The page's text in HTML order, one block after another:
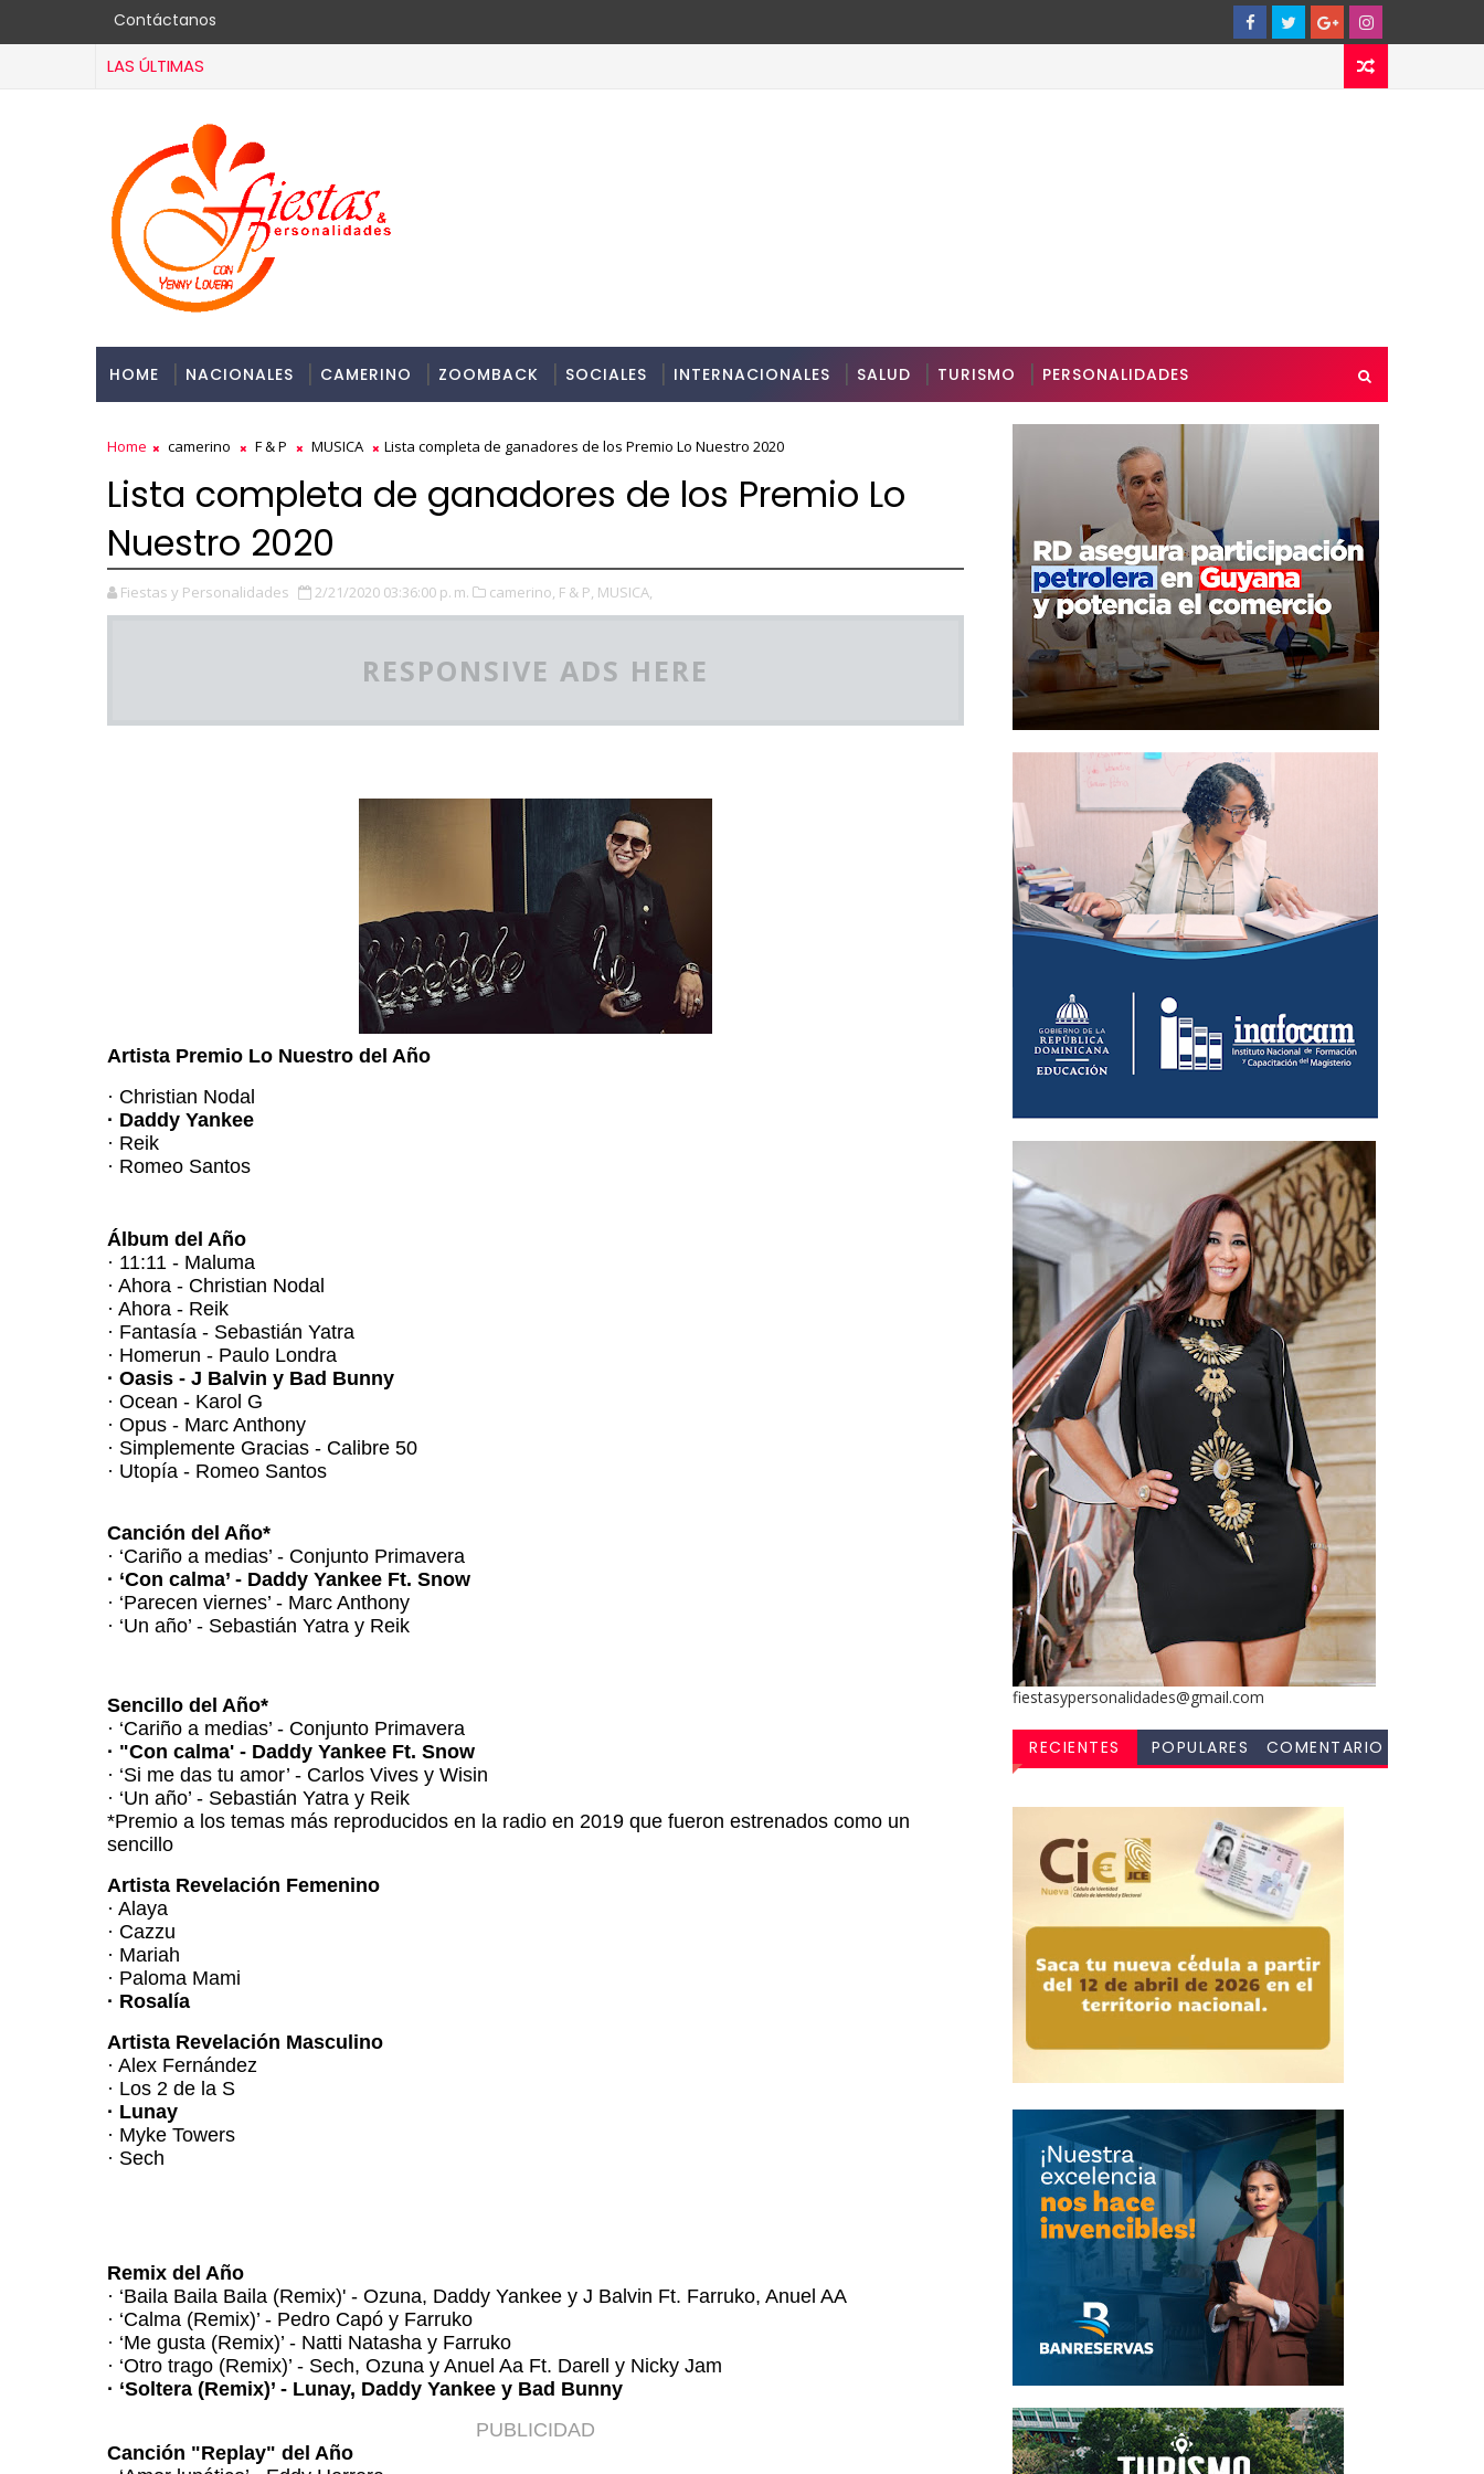
Contáctanos
LAS ÚLTIMAS
HOME NACIONALES CAMERINO ZOOMBACK SOCIALES INTERNACIONALES SALUD TURISMO PERSONALIDADES
Home camerino F & P MUSICA Lista completa de ganadores de los Premio Lo Nuestro 2020
Lista completa de ganadores de los Premio Lo
Nuestro 2020
Fiestas y Personalidades 2/21/2020 03:36:00 p. m. camerino, F & P, MUSICA,
RESPONSIVE ADS HERE
Artista Premio Lo Nuestro del Año
· Christian Nodal
· Daddy Yankee
· Reik
· Romeo Santos
Álbum del Año
· 11:11 - Maluma
· Ahora - Christian Nodal
· Ahora - Reik
· Fantasía - Sebastián Yatra
· Homerun - Paulo Londra
· Oasis - J Balvin y Bad Bunny
· Ocean - Karol G
· Opus - Marc Anthony
· Simplemente Gracias - Calibre 50
· Utopía - Romeo Santos
Canción del Año*
· ‘Cariño a medias’ - Conjunto Primavera
· ‘Con calma’ - Daddy Yankee Ft. Snow
· ‘Parecen viernes’ - Marc Anthony
· ‘Un año’ - Sebastián Yatra y Reik
Sencillo del Año*
· ‘Cariño a medias’ - Conjunto Primavera
· "Con calma' - Daddy Yankee Ft. Snow
· ‘Si me das tu amor’ - Carlos Vives y Wisin
· ‘Un año’ - Sebastián Yatra y Reik
*Premio a los temas más reproducidos en la radio en 2019 que fueron estrenados como un
sencillo
Artista Revelación Femenino
· Alaya
· Cazzu
· Mariah
· Paloma Mami
· Rosalía
Artista Revelación Masculino
· Alex Fernández
· Los 2 de la S
· Lunay
· Myke Towers
· Sech
Remix del Año
· ‘Baila Baila Baila (Remix)' - Ozuna, Daddy Yankee y J Balvin Ft. Farruko, Anuel AA
· ‘Calma (Remix)’ - Pedro Capó y Farruko
· ‘Me gusta (Remix)’ - Natti Natasha y Farruko
· ‘Otro trago (Remix)’ - Sech, Ozuna y Anuel Aa Ft. Darell y Nicky Jam
· ‘Soltera (Remix)’ - Lunay, Daddy Yankee y Bad Bunny
PUBLICIDAD
Canción "Replay" del Año
fiestasypersonalidades@gmail.com
RECIENTES POPULARES
COMENTARIO